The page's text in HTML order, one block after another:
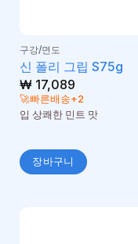
구강/면도
신 폴리 그립 S75g
₩17,089
🚀빠른배송+2
입 상쾌한 민트 맛
장바구니